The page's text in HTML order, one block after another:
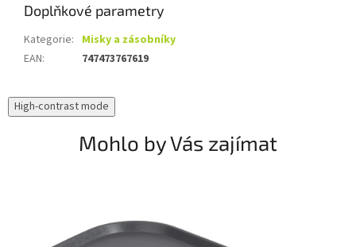
Doplňkové parametry
Kategorie: Misky a zásobníky
EAN: 747473767619
High-contrast mode
Mohlo by Vás zajímat